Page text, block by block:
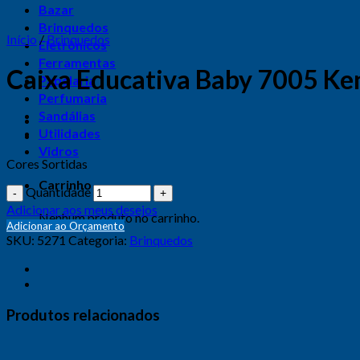
Bazar
Brinquedos
Eletrônicos
Ferramentas
Papelaria
Perfumaria
Sandálias
Utilidades
Vidros
Carrinho
Nenhum produto no carrinho.
Início /Brinquedos
Caixa Educativa Baby 7005
Cores Sortidas
Quantidade
Adicionar aos meus desejos
Adicionar ao Orçamento
SKU: 5271 Categoria: Brinquedos
Produtos relacionados